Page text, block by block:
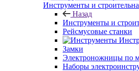
Инструменты и
Назад
Инструменты и
Рейсмусовые станки
Замки
Электроножницы по
Наборы